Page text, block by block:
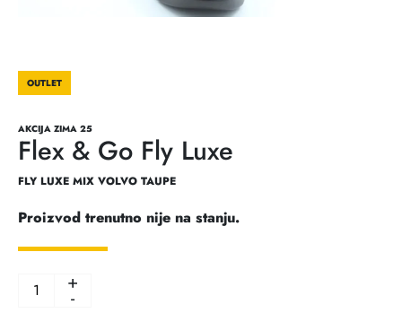
OUTLET
AKCIJA ZIMA 25
Flex & Go Fly Luxe
FLY LUXE MIX VOLVO TAUPE
Proizvod trenutno nije na stanju.
+
-